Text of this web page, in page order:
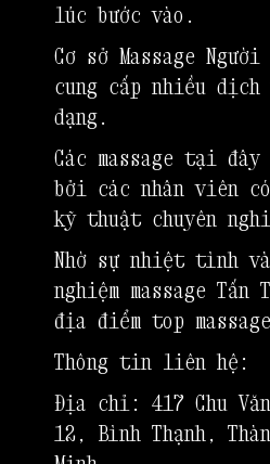
lúc bước vào.
Cơ sở Massage Người
cung cấp nhiều dịch
dạng.
Các massage tại
bởi các nhân viên
kỹ thuật chuyên
Nhờ sự nhiệt tình
nghiệm massage
địa điểm top
Thông tin liên hệ:
Địa chỉ: 417 Chu
12, Bình Thạnh,